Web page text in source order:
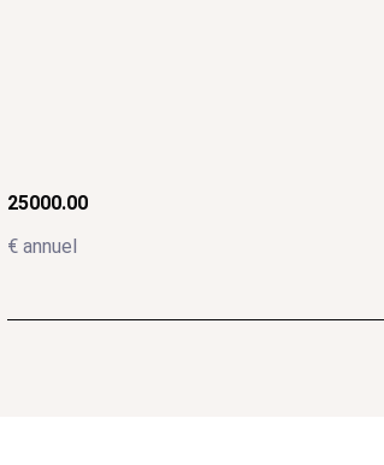
25000.00
€ annuel